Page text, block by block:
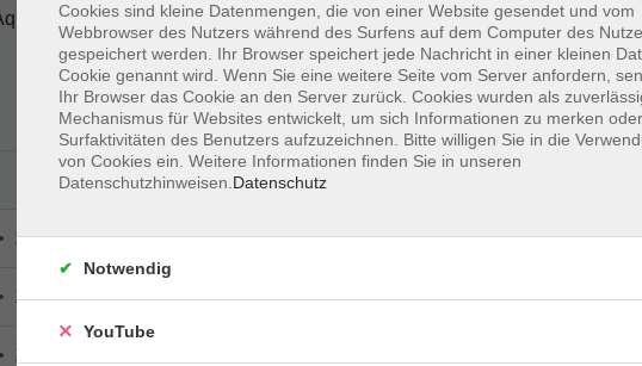
Aquarellpinsel, evtl. Vorlagen bzw. Inspirationen
Ort / Raum
• 18:00 – 20:15 Uhr 2.03
• 18:00 – 20:15 Uhr 2.03
• 18:00 – 20:15 Uhr
Cookies sind kleine Datenmengen, die von einer Website gesendet und vom
Webbrowser des Nutzers während des Surfens auf dem Computer des
gespeichert werden. Ihr Browser speichert jede Nachricht in einer kleinen
Cookie genannt wird. Wenn Sie eine weitere Seite vom Server anfordern,
Ihr Browser das Cookie an den Server zurück. Cookies wurden als
Mechanismus für Websites entwickelt, um sich Informationen zu merken
Surfaktivitäten des Benutzers aufzuzeichnen. Bitte willigen Sie in die
von Cookies ein. Weitere Informationen finden Sie in unseren
Datenschutzhinweisen. Datenschutz
Notwendig
YouTube